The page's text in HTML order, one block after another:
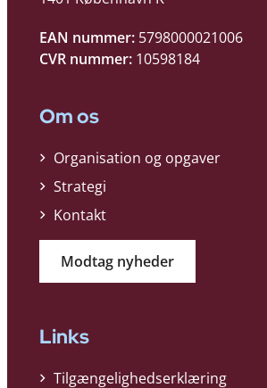
EAN nummer: 5798000021006
CVR nummer: 10598184
Om os
Organisation og opgaver
Strategi
Kontakt
Modtag nyheder
Links
Tilgængelighedserklæring